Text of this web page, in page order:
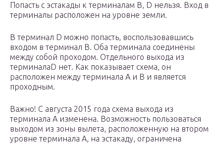
Попасть с эстакады к терминалам В, D нельзя. Вход в
терминалы расположен на уровне земли.
В терминал D можно попасть, воспользовавшись
входом в терминал В. Оба терминала соединены
между собой проходом. Отдельного выхода из
терминалаD нет. Как показывает схема, он
расположен между терминала А и В и является
проходным.
Важно! С августа 2015 года схема выхода из
терминала А изменена. Возможность пользоваться
выходом из зоны вылета, расположенную на втором
уровне терминала А, на эстакаду, ограничена